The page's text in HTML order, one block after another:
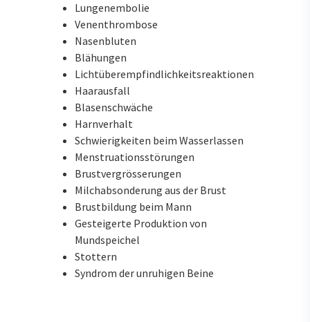
Lungenembolie
Venenthrombose
Nasenbluten
Blähungen
Lichtüberempfindlichkeitsreaktionen
Haarausfall
Blasenschwäche
Harnverhalt
Schwierigkeiten beim Wasserlassen
Menstruationsstörungen
Brustvergrösserungen
Milchabsonderung aus der Brust
Brustbildung beim Mann
Gesteigerte Produktion von
Mundspeichel
Stottern
Syndrom der unruhigen Beine